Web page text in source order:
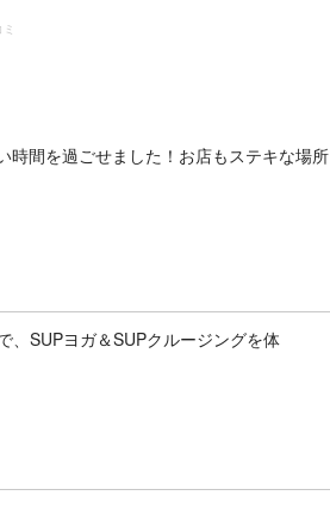
時間を過ごせました！お店もステキな場所
、SUPヨガ＆SUPクルージングを体